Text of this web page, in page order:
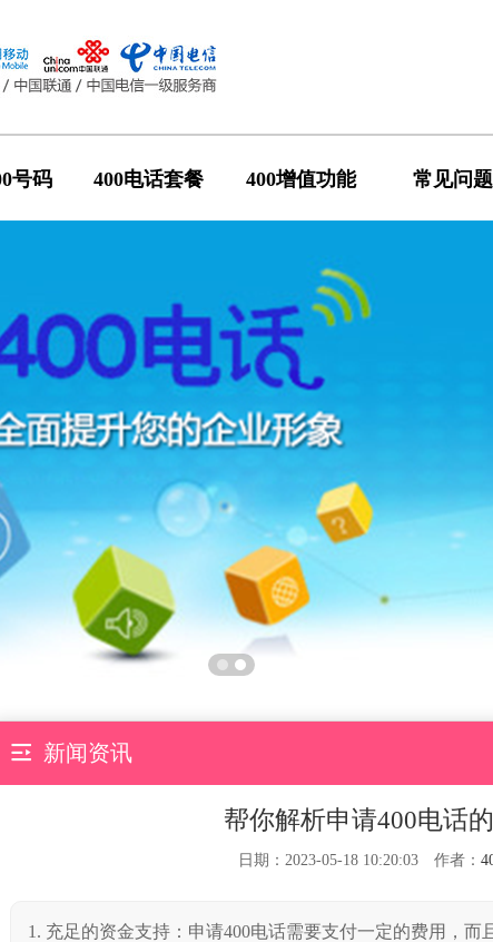
号码 400电话套餐 400增值功能 常见问题
 新闻资讯
帮你解析申请400电话
日期：2023-05-18 10:20:03 作者：
1. 充足的资金支持：申请400电话需要支付一定的费用，